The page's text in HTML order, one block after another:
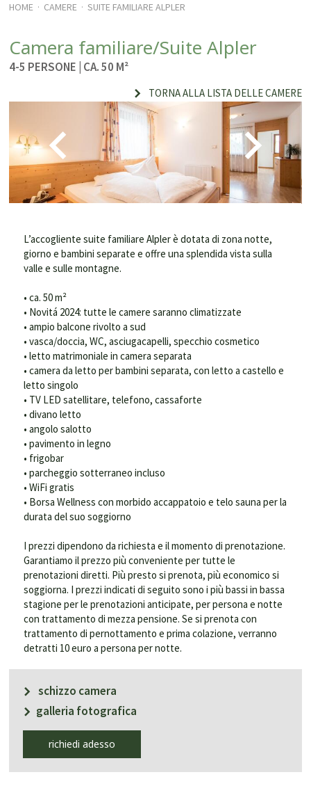
HOME · CAMERE ·SUITE FAMILIARE ALPLER
Camera familiare/Suite Alpler
4-5 PERSONE | CA. 50 M²
TORNA ALLA LISTA DELLE CAMERE
L’accogliente suite familiare Alpler è dotata di zona notte,
giorno e bambini separate e offre una splendida vista sulla
valle e sulle montagne.
• ca. 50 m²
• Novitá 2024: tutte le camere saranno climatizzate
• ampio balcone rivolto a sud
• vasca/doccia, WC, asciugacapelli, specchio cosmetico
• letto matrimoniale in camera separata
• camera da letto per bambini separata, con letto a castello e
letto singolo
• TV LED satellitare, telefono, cassaforte
• divano letto
• angolo salotto
• pavimento in legno
• frigobar
• parcheggio sotterraneo incluso
• WiFi gratis
• Borsa Wellness con morbido accappatoio e telo sauna per la
durata del suo soggiorno
I prezzi dipendono da richiesta e il momento di prenotazione.
Garantiamo il prezzo più conveniente per tutte le
prenotazioni diretti. Più presto si prenota, più economico si
soggiorna. I prezzi indicati di seguito sono i più bassi in bassa
stagione per le prenotazioni anticipate, per persona e notte
con trattamento di mezza pensione. Se si prenota con
trattamento di pernottamento e prima colazione, verranno
detratti 10 euro a persona per notte.
schizzo camera
galleria fotografica
richiedi adesso